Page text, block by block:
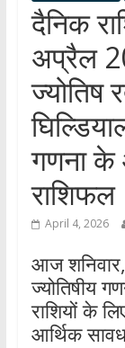
दैनिक
अप्रैल
ज्योतिष
गणना
राशिफल
April 4, 2026
आज
ज्योतिषीय
राशियों के
आर्थिक